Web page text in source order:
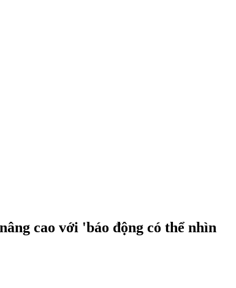
cao với 'báo động có thể nhìn